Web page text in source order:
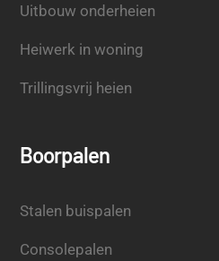
Uitbouw onderheien
Heiwerk in woning
Trillingsvrij heien
Boorpalen
Stalen buispalen
Consolepalen